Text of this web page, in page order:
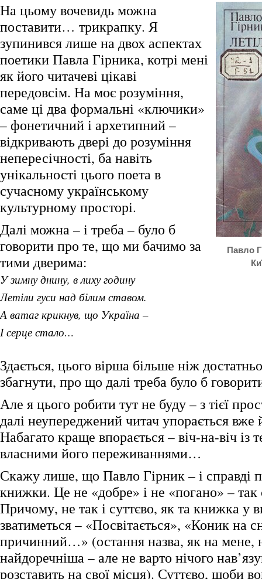
Павло
На цьому вочевидь можна
поставити… трикрапку. Я
зупинився лише на двох аспектах
поетики Павла Гірника, котрі мені
як його читачеві цікаві
передовсім. На моє розуміння,
саме ці два формальні «ключики»
– фонетичний і архетипний –
відкривають двері до розуміння
непересічності, ба навіть
унікальності цього поета в
сучасному українському
культурному просторі.
Далі можна – і треба – було б
говорити про те, що ми бачимо за
тими дверима:
У зимну днину, в лиху годину
Летіли гуси над білим ставом.
А ватаг крикнув, що Україна –
І серце стало…
Здається, цього вірша більше ніж
збагнути, про що далі треба було б
Але я цього робити тут не буду – з тієї
далі неупереджений читач упорається вже
Набагато краще впорається – віч-на-віч із
власними його переживаннями…
Скажу лише, що Павло Гірник – і справді
книжки. Це не «добре» і не «погано» – так
Причому, не так і суттєво, як та книжка у
зватиметься – «Посвітається», «Коник на
причинний…» (остання назва, як на мене,
найдоречніша – але не варто нічого
розставить на свої місця). Суттєво, щоби